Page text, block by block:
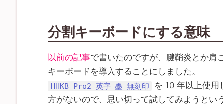
分割キーボードにする意味
以前の記事で書いたのですが、腱鞘炎とか肩
キーボードを導入することにしました。
HHKB Pro2 英字 墨 無刻印
を 10 年以上使
方がないので、思い切って試してみようとい